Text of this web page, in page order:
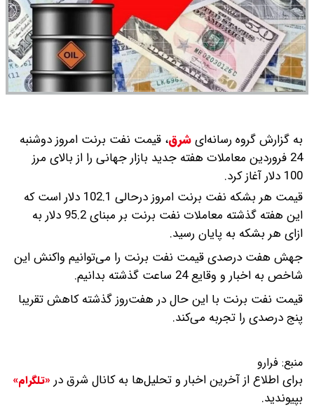
به گزارش گروه رسانه‌ایشرق، قیمت نفت برنت امروز دوشنبه
24 فروردین معاملات هفته جدید بازار جهانی را از بالای مرز
100 دلار آغاز کرد.
قیمت هر بشکه نفت برنت امروز درحالی 102.1 دلار است که
این هفته گذشته معاملات نفت برنت بر مبنای 95.2 دلار به
ازای هر بشکه به پایان رسید.
جهش هفت درصدی قیمت نفت برنت را می‌توانیم واکنش این
شاخص به اخبار و وقایع 24 ساعت گذشته بدانیم.
قیمت نفت برنت با این حال در هفت‌روز گذشته کاهش تقریبا
پنج درصدی را تجربه می‌کند.
منبع: فرارو
برای اطلاع از آخرین اخبار و تحلیل‌ها به کانال شرق در «تلگرام»
بپیوندید.